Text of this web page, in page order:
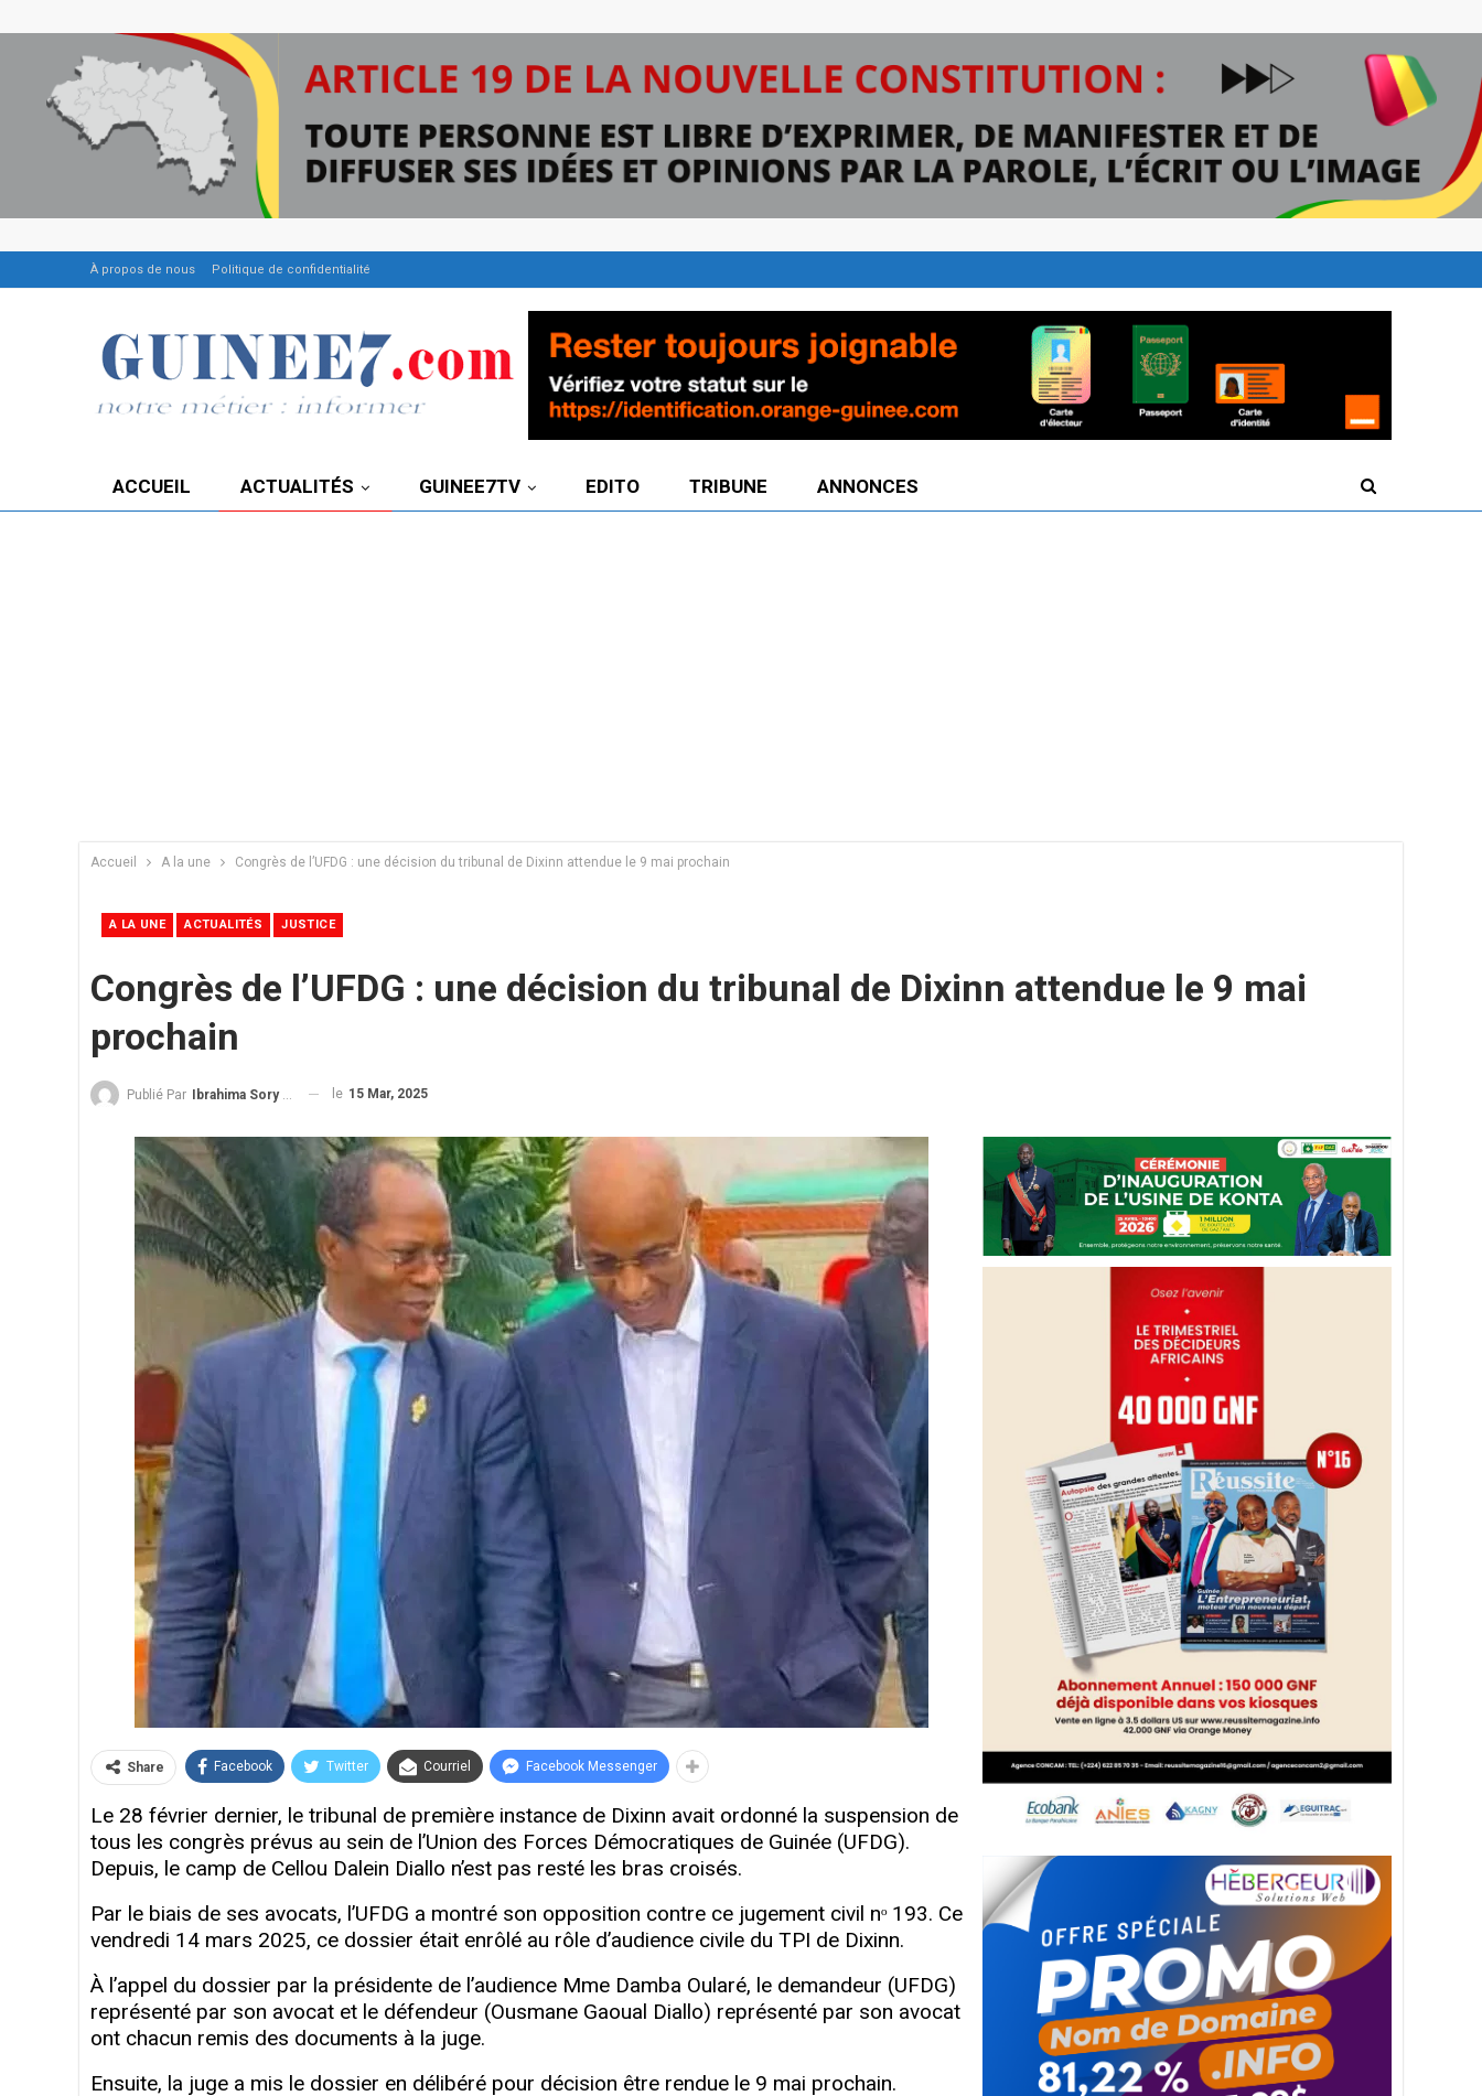
À propos de nous Politique de confidentialité
ACCUEIL ACTUALITÉS GUINEE7TV EDITO TRIBUNE ANNONCES
Accueil A la une Congrès de l’UFDG : une décision du tribunal de Dixinn attendue le 9 mai prochain
A LA UNE ACTUALITÉS JUSTICE
Congrès de l’UFDG : une décision du tribunal de Dixinn attendue le 9 mai
prochain
Publié Par Ibrahima Sory Diallo le 15 Mar, 2025
Share Facebook Twitter Courriel Facebook Messenger
Le 28 février dernier, le tribunal de première instance de Dixinn avait ordonné la suspension de
tous les congrès prévus au sein de l’Union des Forces Démocratiques de Guinée (UFDG).
Depuis, le camp de Cellou Dalein Diallo n’est pas resté les bras croisés.
Par le biais de ses avocats, l’UFDG a montré son opposition contre ce jugement civil nᵒ 193. Ce
vendredi 14 mars 2025, ce dossier était enrôlé au rôle d’audience civile du TPI de Dixinn.
À l’appel du dossier par la présidente de l’audience Mme Damba Oularé, le demandeur (UFDG)
représenté par son avocat et le défendeur (Ousmane Gaoual Diallo) représenté par son avocat
ont chacun remis des documents à la juge.
Ensuite, la juge a mis le dossier en délibéré pour décision être rendue le 9 mai prochain.